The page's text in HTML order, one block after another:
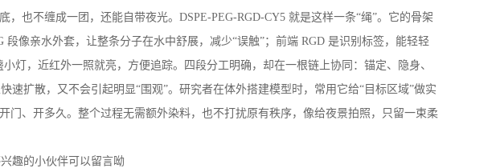
，也不缠成一团，还能自带夜光。 DSPE-PEG-RGD-CY5 就是这样一条“绳”。它的骨架
段像亲水外套，让整条分子在水中舒展，减少“误触”；前端 RGD 是识别标签，能轻轻
小灯，近红外一照就亮，方便追踪。四段分工明确，却在一根链上协同：锚定、隐身、
速扩散，又不会引起明显“围观”。研究者在体外搭建模型时，常用它给“目标区域”做实
门、开多久。整个过程无需额外染料，也不打扰原有秩序，像给夜景拍照，只留一束柔
趣的小伙伴可以留言呦